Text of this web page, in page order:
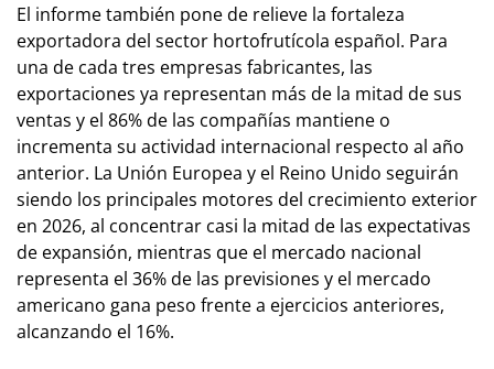
El informe también pone de relieve la fortaleza
exportadora del sector hortofrutícola español. Para
una de cada tres empresas fabricantes, las
exportaciones ya representan más de la mitad de sus
ventas y el 86% de las compañías mantiene o
incrementa su actividad internacional respecto al año
anterior. La Unión Europea y el Reino Unido seguirán
siendo los principales motores del crecimiento exterior
en 2026, al concentrar casi la mitad de las expectativas
de expansión, mientras que el mercado nacional
representa el 36% de las previsiones y el mercado
americano gana peso frente a ejercicios anteriores,
alcanzando el 16%.